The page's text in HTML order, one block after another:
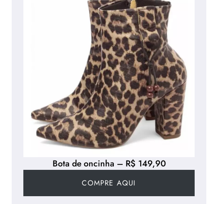
Bota de oncinha – R$ 149,90
COMPRE AQUI